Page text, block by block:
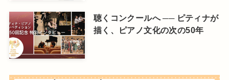
聴くコンクールへ ── ピティナが
描く、ピアノ文化の次の50年